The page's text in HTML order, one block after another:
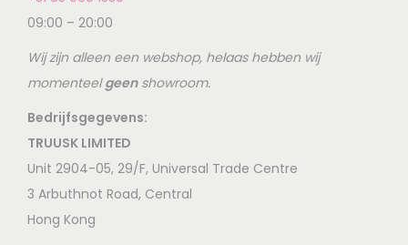
09:00 – 20:00
Wij zijn alleen een webshop, helaas hebben wij
momenteelgeenshowroom.
Bedrijfsgegevens:
TRUUSK LIMITED
Unit 2904-05, 29/F, Universal Trade Centre
3 Arbuthnot Road, Central
Hong Kong